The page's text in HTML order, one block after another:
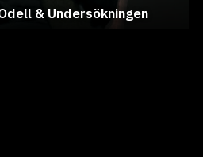
& Undersökningen